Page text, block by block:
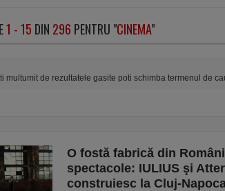
1 - 15 DIN 296 PENTRU "CINEMA"
multumit de rezultatele gasite poti schimba termenul de
O fostă fabrică din
spectacole: IULIUS şi
construiesc la Cluj-